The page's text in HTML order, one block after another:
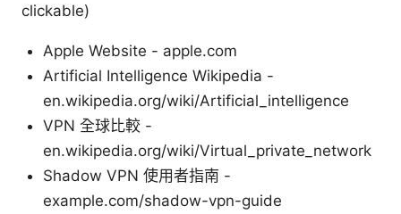
clickable)
Apple Website - apple.com
Artificial Intelligence Wikipedia -
en.wikipedia.org/wiki/Artificial_intelligence
VPN 全球比較 -
en.wikipedia.org/wiki/Virtual_private_network
Shadow VPN 使用者指南 -
example.com/shadow-vpn-guide